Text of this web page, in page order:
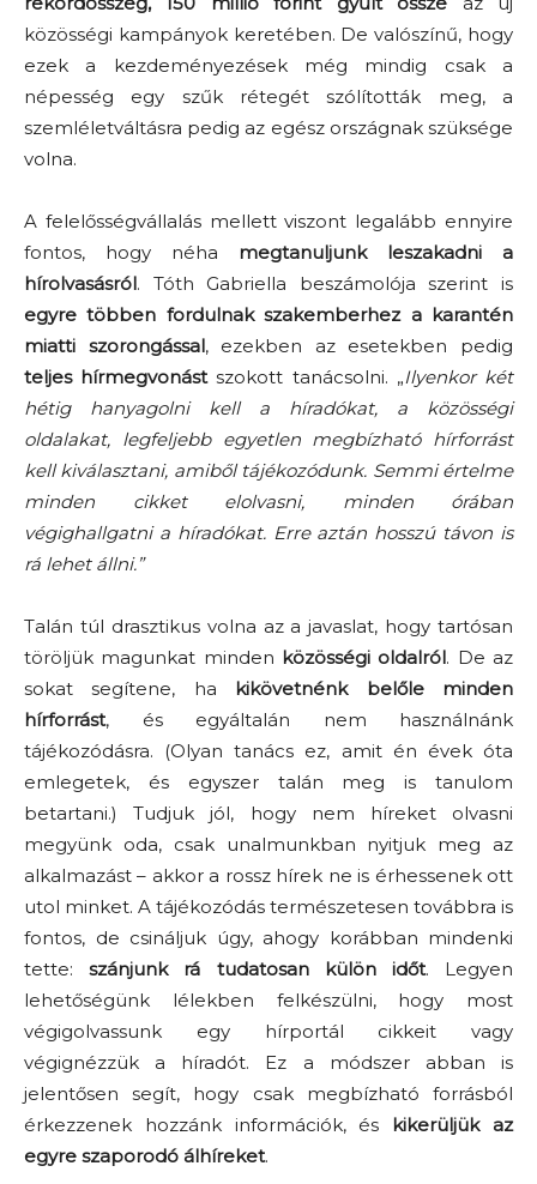
közösségi kampányok keretében. De valószínű, hogy
ezek a kezdeményezések még mindig csak a
népesség egy szűk rétegét szólították meg, a
szemléletváltásra pedig az egész országnak szüksége
volna.
A felelősségvállalás mellett viszont legalább ennyire
fontos, hogy néha megtanuljunk leszakadni a
hírolvasásról. Tóth Gabriella beszámolója szerint is
egyre többen fordulnak szakemberhez a karantén
miatti szorongással, ezekben az esetekben pedig
teljes hírmegvonástszokott tanácsolni. „Ilyenkor két
hétig hanyagolni kell a híradókat, a közösségi
oldalakat, legfeljebb egyetlen megbízható hírforrást
kell kiválasztani, amiből tájékozódunk. Semmi értelme
minden cikket elolvasni, minden órában
végighallgatni a híradókat. Erre aztán hosszú távon is
rá lehet állni.”
Talán túl drasztikus volna az a javaslat, hogy tartósan
töröljük magunkat minden közösségi oldalról. De az
sokat segítene, ha kikövetnénk belőle minden
hírforrást, és egyáltalán nem használnánk
tájékozódásra. (Olyan tanács ez, amit én évek óta
emlegetek, és egyszer talán meg is tanulom
betartani.) Tudjuk jól, hogy nem híreket olvasni
megyünk oda, csak unalmunkban nyitjuk meg az
alkalmazást – akkor a rossz hírek ne is érhessenek ott
utol minket. A tájékozódás természetesen továbbra is
fontos, de csináljuk úgy, ahogy korábban mindenki
tette:szánjunk rá tudatosan külön időt. Legyen
lehetőségünk lélekben felkészülni, hogy most
végigolvassunk egy hírportál cikkeit vagy
végignézzük a híradót. Ez a módszer abban is
jelentősen segít, hogy csak megbízható forrásból
érkezzenek hozzánk információk, és kikerüljük az
egyre szaporodó álhíreket.